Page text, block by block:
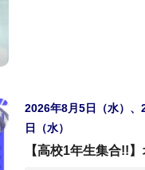
2026年8月5日（水）
日（水）
【高校1年生集合!!